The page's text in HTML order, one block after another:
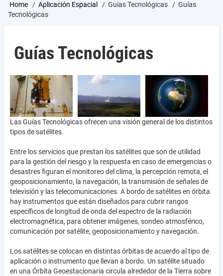
Breadcrumb
Home Aplicación Espacial Guías Tecnológicas
Guías
Tecnológicas
Guías Tecnológicas
Las Guías Tecnológicas ofrecen una visión general de los distintos
tipos de satélites.
Entre los servicios que prestan los satélites que son de utilidad
para la gestión del riesgo y la respuesta en caso de emergencias o
desastres figuran el monitoreo del clima, la percepción remota, el
geoposicionamiento, la navegación, la transmisión de señales de
televisión y las telecomunicaciones. A bordo de satélites en órbita
hay instrumentos que están diseñados para cubrir rangos
específicos de longitud de onda del espectro de la radiación
electromagnética, para obtener imágenes, sondeo atmosférico,
comunicación por satélite, geoposicionamiento y navegación.
Los satélites se colocan en distintas órbitas de acuerdo al tipo de
aplicación o instrumento que llevan a bordo. Un satélite situado
en una Órbita Geoestacionaria circula alrededor de la Tierra sobre